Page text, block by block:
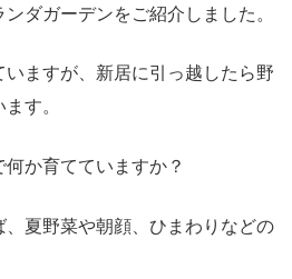
ダガーデンをご紹介しました。
ますが、新居に引っ越したら野
す。
か育てていますか？
、夏野菜や朝顔、ひまわりなどの